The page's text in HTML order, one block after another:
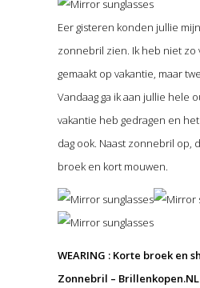
Eer gisteren konden jullie
zonnebril zien. Ik heb niet zo
gemaakt op vakantie, maar
Vandaag ga ik aan jullie hele
vakantie heb gedragen en
dag ook. Naast zonnebril op,
broek en kort mouwen.
WEARING : Korte broek en
Zonnebril –